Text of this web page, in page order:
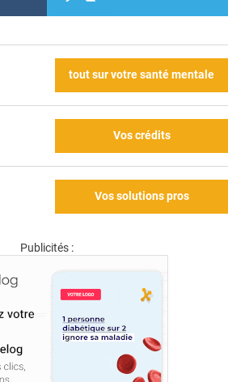
tout sur votre santé mentale
Vos crédits
Vos solutions pros
Publicités :